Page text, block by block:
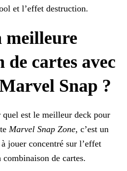
et l’effet destruction.
meilleure
de cartes avec
Snap ?
quel est le meilleur deck pour
Marvel Snap Zone, c’est un
jouer concentré sur l’effet
combinaison de cartes.